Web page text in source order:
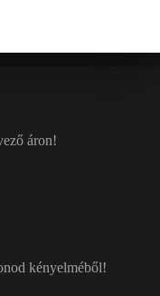
áron!
kényelméből!